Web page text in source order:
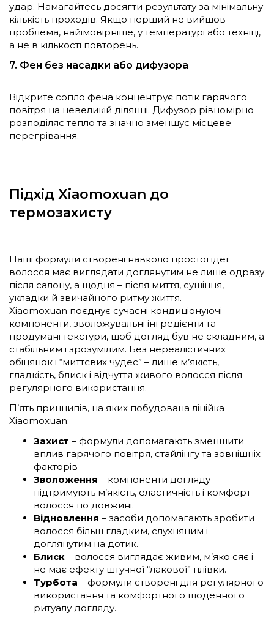
удар. Намагайтесь досягти результату за мінімальну
кількість проходів. Якщо перший не вийшов –
проблема, найімовірніше, у температурі або техніці,
а не в кількості повторень.
7. Фен без насадки або дифузора
Відкрите сопло фена концентрує потік гарячого
повітря на невеликій ділянці. Дифузор рівномірно
розподіляє тепло та значно зменшує місцеве
перегрівання.
Підхід Xiaomoxuan до
термозахисту
Наші формули створені навколо простої ідеї:
волосся має виглядати доглянутим не лише одразу
після салону, а щодня – після миття, сушіння,
укладки й звичайного ритму життя.
Xiaomoxuan поєднує сучасні кондиціонуючі
компоненти, зволожувальні інгредієнти та
продумані текстури, щоб догляд був не складним, а
стабільним і зрозумілим. Без нереалістичних
обіцянок і “миттєвих чудес” – лише м’якість,
гладкість, блиск і відчуття живого волосся після
регулярного використання.
П’ять принципів, на яких побудована лінійка
Xiaomoxuan:
Захист – формули допомагають зменшити
вплив гарячого повітря, стайлінгу та зовнішніх
факторів
Зволоження – компоненти догляду
підтримують м’якість, еластичність і комфорт
волосся по довжині.
Відновлення – засоби допомагають зробити
волосся більш гладким, слухняним і
доглянутим на дотик.
Блиск – волосся виглядає живим, м’яко сяє і
не має ефекту штучної “лакової” плівки.
Турбота – формули створені для регулярного
використання та комфортного щоденного
ритуалу догляду.